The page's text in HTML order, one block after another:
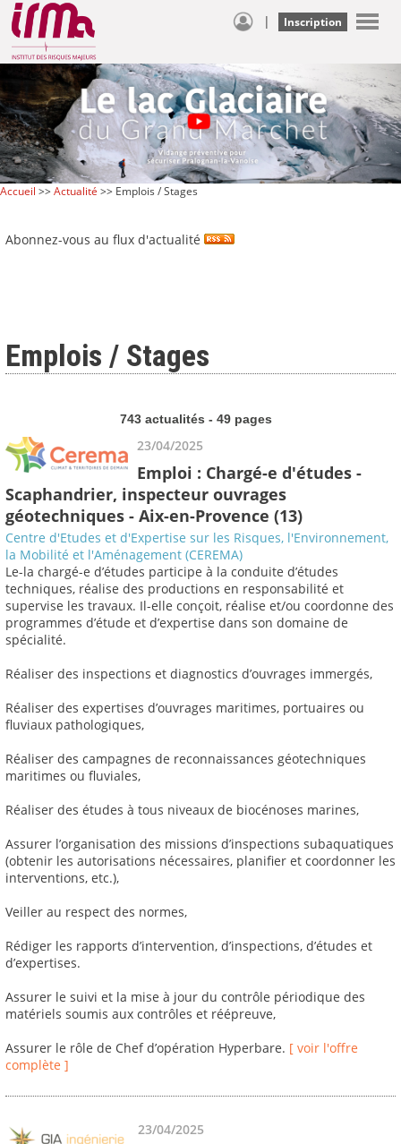
| Inscription
Accueil >>Actualité >> Emplois / Stages
Abonnez-vous au flux d'actualité
Emplois / Stages
743 actualités - 49 pages
23/04/2025
Emploi : Chargé-e d'études -
Scaphandrier, inspecteur ouvrages
géotechniques - Aix-en-Provence (13)
Centre d'Etudes et d'Expertise sur les Risques, l'Environnement,
la Mobilité et l'Aménagement (CEREMA)
Le-la chargé-e d’études participe à la conduite d’études
techniques, réalise des productions en responsabilité et
supervise les travaux. Il-elle conçoit, réalise et/ou coordonne des
programmes d’étude et d’expertise dans son domaine de
spécialité.
Réaliser des inspections et diagnostics d’ouvrages immergés,
Réaliser des expertises d’ouvrages maritimes, portuaires ou
fluviaux pathologiques,
Réaliser des campagnes de reconnaissances géotechniques
maritimes ou fluviales,
Réaliser des études à tous niveaux de biocénoses marines,
Assurer l’organisation des missions d’inspections subaquatiques
(obtenir les autorisations nécessaires, planifier et coordonner les
interventions, etc.),
Veiller au respect des normes,
Rédiger les rapports d’intervention, d’inspections, d’études et
d’expertises.
Assurer le suivi et la mise à jour du contrôle périodique des
matériels soumis aux contrôles et réépreuve,
Assurer le rôle de Chef d’opération Hyperbare. [ voir l'offre
complète ]
23/04/2025